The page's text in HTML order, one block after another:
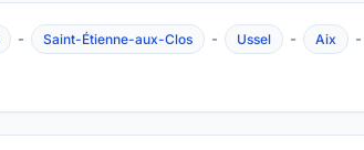
- Saint-Étienne-aux-Clos - Ussel - Aix -